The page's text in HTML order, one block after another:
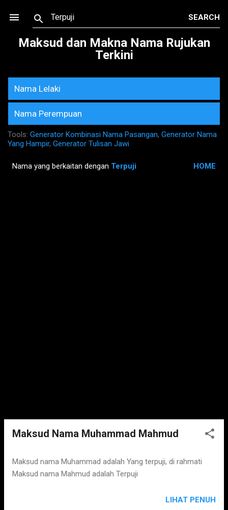
Maksud dan Makna Nama Rujukan
Terkini
Nama Lelaki
Nama Perempuan
Tools: Generator Kombinasi Nama Pasangan, Generator Nama
Yang Hampir, Generator Tulisan Jawi
Nama yang berkaitan dengan Terpuji HOME
Maksud Nama Muhammad Mahmud
Maksud nama Muhammad adalah Yang terpuji, di rahmati
Maksud nama Mahmud adalah Terpuji
LIHAT PENUH